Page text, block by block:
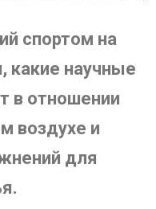
спортом на
какие научные
в отношении
воздухе и
для